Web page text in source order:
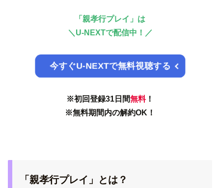
「親孝行プレイ」は
＼ U-NEXTで配信中！／
今すぐU-NEXTで無料視聴する
※初回登録31日間無料！
※無料期間内の解約OK！
「親孝行プレイ」とは？